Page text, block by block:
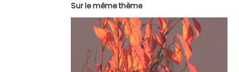
Sur le même thème